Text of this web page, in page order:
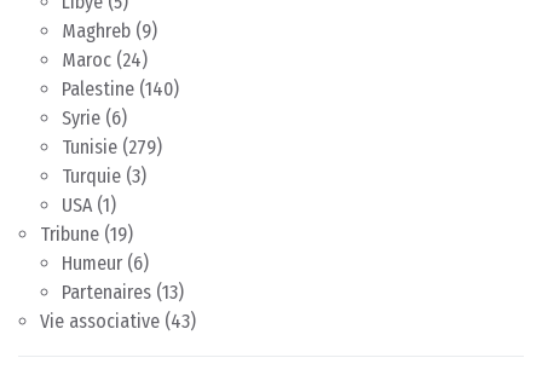
Maghreb (9)
Maroc (24)
Palestine (140)
Syrie (6)
Tunisie (279)
Turquie (3)
USA(1)
Tribune (19)
Humeur (6)
Partenaires (13)
Vie associative (43)